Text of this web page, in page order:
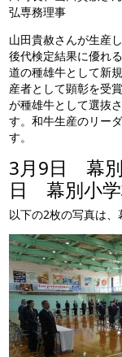
弘専務理事
山田貴赦さんが生産
後代検定結果に優れ
道の種雄牛として新
産者として顕彰を受
が種雄牛として選抜
す。和牛生産のリー
す。
3月9日 幕別
日 幕別小学
以下の2枚の写真は